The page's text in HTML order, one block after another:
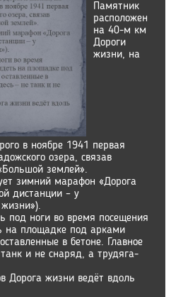
Памятник
расположен
на 40-м км
Дороги
жизни, на
в ноябре 1941 первая
озера, связав
землей».
зимний марафон «Дорога
дистанции – у
под ноги во время посещения
на площадке под арками
в бетоне. Главное
и не снаряд, а трудяга-
Дорога жизни ведёт вдоль